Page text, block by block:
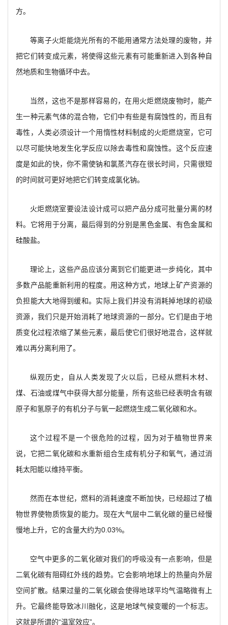
方。
等离子火炬能烧光所有的不能用通常方法处理的废物，并
把它们转变成元素，将使得这些元素有可能重新进入到各种自
然地质和生物循环中去。
当然，这也不是那样容易的，在用火炬燃烧废物时，能产
生一种元素气体的混合物，它们中有些是有腐蚀性的，而且有
毒性，人类必须设计一个用惰性材料制成的火炬燃烧室，它可
以尽可能快地发生化学反应以除去毒性和腐蚀性。这个反应速
度是如此的快，你不需使钠和氯蒸汽存在很长时间，只需很短
的时间就可更好地把它们转变成氯化钠。
火炬燃烧室要设法设计成可以把产品分成可批量分离的材
料。它将用于分离，最后得到的分别是黑色金属、有色金属和
硅酸盐。
理论上，这些产品应该分离到它们能更进一步纯化，其中
多数产品能重新利用的程度。用这种方式，地球上矿产资源的
负担能大大地得到缓和。实际上我们并没有消耗掉地球的初级
资源，我们只是开始消耗了地球资源的一部分。它们是由于地
质变化过程浓缩了某些元素，最后使它们很好地混合，这样就
难以再分离利用了。
纵观历史，自从人类发现了火以后，已经从燃料木材、
煤、石油或煤气中获得大部分能量，所有这些已经表明含有碳
原子和氢原子的有机分子与氧一起燃烧生成二氧化碳和水。
这个过程不是一个很危险的过程，因为对于植物世界来
说，它把二氧化碳和水重新组合生成有机分子和氧气，通过消
耗太阳能以维持平衡。
然而在本世纪，燃料的消耗速度不断加快，已经超过了植
物世界使物质恢复的能力。现在大气层中二氧化碳的量已经慢
慢地上升，它的含量大约为0.03%。
空气中更多的二氧化碳对我们的呼吸没有一点影响，但是
二氧化碳有阻碍红外线的趋势。它会影响地球上的热量向外层
空间扩散。结果过量的二氧化碳会使得地球平均气温略微有上
升。它最终能导致冰川融化，这是地球气候变暖的一个标志。
这就是所谓的“温室效应”。